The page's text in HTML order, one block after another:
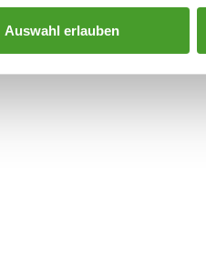
Auswahl erlauben